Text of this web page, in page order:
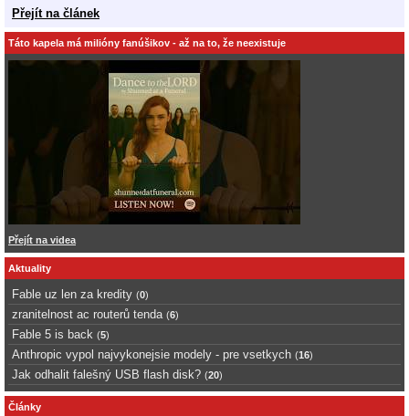
Přejít na článek
Táto kapela má milióny fanúšikov - až na to, že neexistuje
Přejít na videa
Aktuality
Fable uz len za kredity (0)
zranitelnost ac routerů tenda (6)
Fable 5 is back (5)
Anthropic vypol najvykonejsie modely - pre vsetkych (16)
Jak odhalit falešný USB flash disk? (20)
Články